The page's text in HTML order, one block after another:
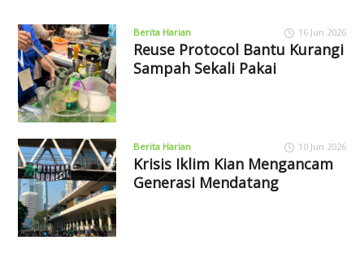
Berita Harian 16 Jun 2026
Reuse Protocol Bantu Kurangi
Sampah Sekali Pakai
Berita Harian 10 Jun 2026
Krisis Iklim Kian Mengancam
Generasi Mendatang